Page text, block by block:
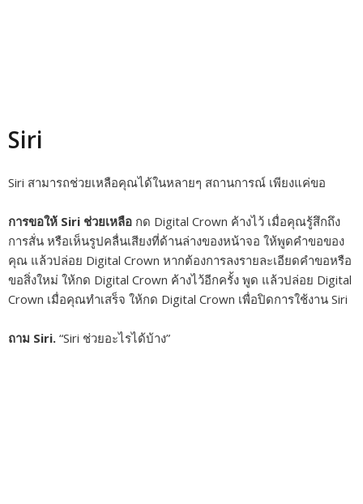
Siri
Siri สามารถช่วยเหลือคุณได้ในหลายๆ สถานการณ์ เพียงแค่ขอ
การขอให้ Siri ช่วยเหลือ กด Digital Crown ค้างไว้ เมื่อคุณรู้สึกถึง
การสั่น หรือเห็นรูปคลื่นเสียงที่ด้านล่างของหน้าจอ ให้พูดคำขอของ
คุณ แล้วปล่อย Digital Crown หากต้องการลงรายละเอียดคำขอหรือ
ขอสิ่งใหม่ ให้กด Digital Crown ค้างไว้อีกครั้ง พูด แล้วปล่อย Digital
Crown เมื่อคุณทำเสร็จ ให้กด Digital Crown เพื่อปิดการใช้งาน Siri
ถาม Siri. “Siri ช่วยอะไรได้บ้าง”